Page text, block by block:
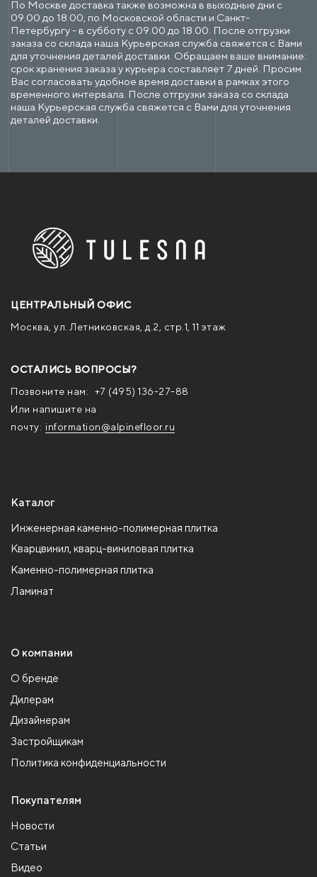
По Москве доставка также возможна в выходные дни с
09.00 до 18.00, по Московской области и Санкт-
Петербургу - в субботу с 09.00 до 18.00. После отгрузки
заказа со склада наша Курьерская служба свяжется с Вами
для уточнения деталей доставки. Обращаем ваше внимание:
срок хранения заказа у курьера составляет 7 дней. Просим
Вас согласовать удобное время доставки в рамках этого
временного интервала. После отгрузки заказа со склада
наша Курьерская служба свяжется с Вами для уточнения
деталей доставки.
ЦЕНТРАЛЬНЫЙ ОФИС
Москва, ул. Летниковская, д.2, стр.1, 11 этаж
ОСТАЛИСЬ ВОПРОСЫ?
Позвоните нам:
+7 (495) 136-27-88
Или напишите на
почту: information@alpinefloor.ru
Каталог
Инженерная каменно-полимерная плитка
Кварцвинил, кварц-виниловая плитка
Каменно-полимерная плитка
Ламинат
О компании
О бренде
Дилерам
Дизайнерам
Застройщикам
Политика конфиденциальности
Покупателям
Новости
Статьи
Видео